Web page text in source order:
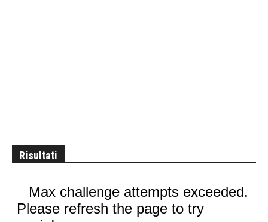
Risultati